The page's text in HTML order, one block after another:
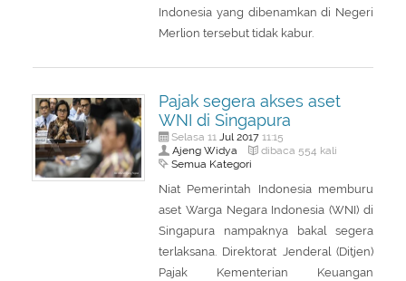
Indonesia yang dibenamkan di Negeri
Merlion tersebut tidak kabur.
Pajak segera akses aset
WNI di Singapura
Selasa 11 Jul 201711:15
Ajeng Widya dibaca 554 kali
Semua Kategori
Niat Pemerintah Indonesia memburu
aset Warga Negara Indonesia (WNI) di
Singapura nampaknya bakal segera
terlaksana. Direktorat Jenderal (Ditjen)
Pajak Kementerian Keuangan